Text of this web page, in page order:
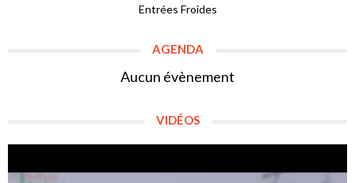
Entrées Froides
AGENDA
Aucun évènement
VIDÉOS